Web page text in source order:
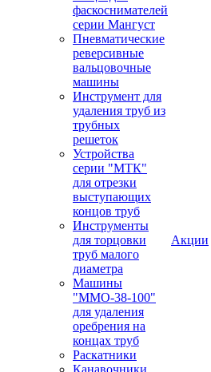
фаскоснимателей
серии Мангуст
Пневматические
реверсивные
вальцовочные
машины
Инструмент для
удаления труб из
трубных
решеток
Устройства
серии "МТК"
для отрезки
выступающих
концов труб
Инструменты
для торцовки
труб малого
диаметра
Машины
"ММО-38-100"
для удаления
оребрения на
концах труб
Раскатники
Канавочники
Акции